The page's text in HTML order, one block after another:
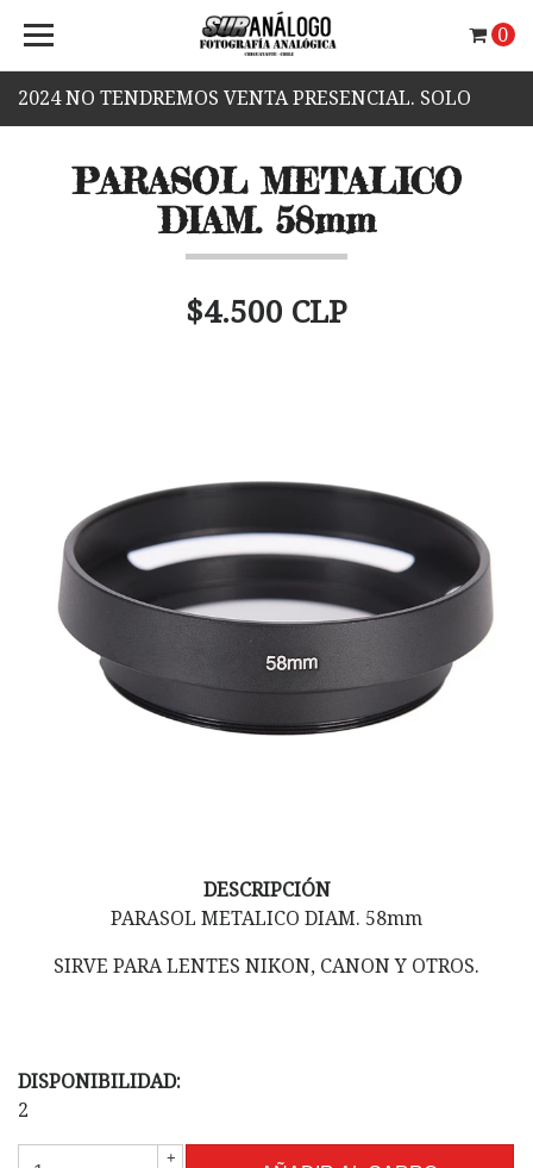
2024 NO TENDREMOS VENTA PRESENCIAL. SOLO
0
PARASOL METALICO
DIAM. 58mm
$4.500 CLP
DESCRIPCIÓN
PARASOL METALICO DIAM. 58mm
SIRVE PARA LENTES NIKON, CANON Y OTROS.
DISPONIBILIDAD:
2
+